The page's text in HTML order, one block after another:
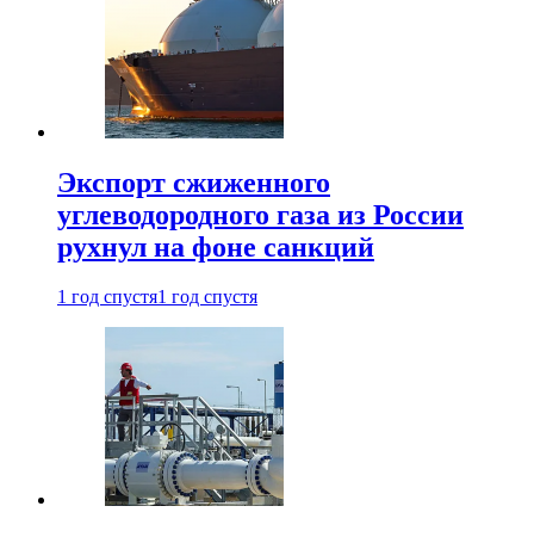
Экспорт сжиженного
углеводородного газа из России
рухнул на фоне санкций
1 год спустя1 год спустя